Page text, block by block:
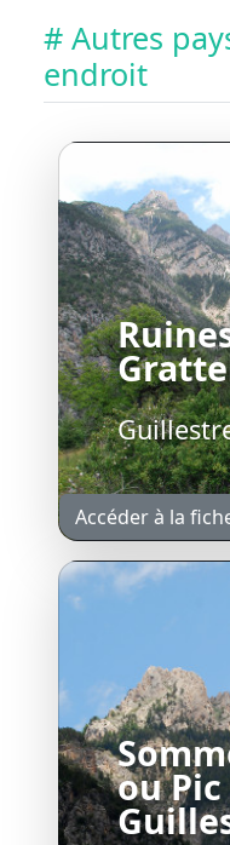
# Autres
endroit
Accéder à la
ou Pic